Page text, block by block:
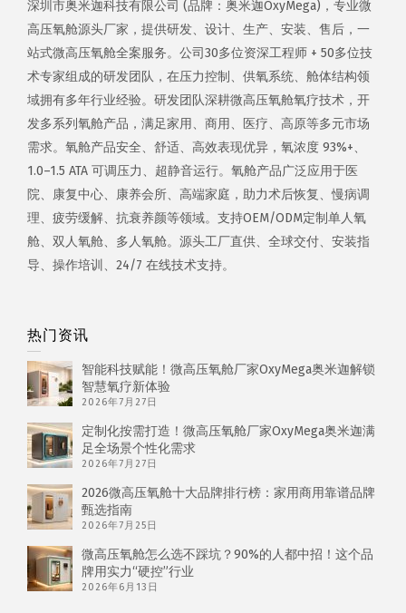
深圳市奥米迦科技有限公司 (品牌：奥米迦OxyMega)，专业微
高压氧舱源头厂家，提供研发、设计、生产、安装、售后，一
站式微高压氧舱全案服务。公司30多位资深工程师 + 50多位技
术专家组成的研发团队，在压力控制、供氧系统、舱体结构领
域拥有多年行业经验。研发团队深耕微高压氧舱氧疗技术，开
发多系列氧舱产品，满足家用、商用、医疗、高原等多元市场
需求。氧舱产品安全、舒适、高效表现优异，氧浓度 93%+、
1.0–1.5 ATA 可调压力、超静音运行。氧舱产品广泛应用于医
院、康复中心、康养会所、高端家庭，助力术后恢复、慢病调
理、疲劳缓解、抗衰养颜等领域。支持OEM/ODM定制单人氧
舱、双人氧舱、多人氧舱。源头工厂直供、全球交付、安装指
导、操作培训、24/7 在线技术支持。
热门资讯
智能科技赋能！微高压氧舱厂家OxyMega奥米迦解锁
智慧氧疗新体验
2026年7月27日
定制化按需打造！微高压氧舱厂家OxyMega奥米迦满
足全场景个性化需求
2026年7月27日
2026微高压氧舱十大品牌排行榜：家用商用靠谱品牌
甄选指南
2026年7月25日
微高压氧舱怎么选不踩坑？90%的人都中招！这个品
牌用实力“硬控”行业
2026年6月13日